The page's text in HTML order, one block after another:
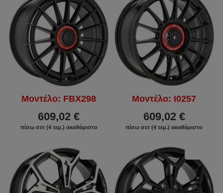
Μοντέλο: FBX298
609,02 €
πίσω σετ (4 τεμ.) ακαθάριστο
Μοντέλο: I0257
609,02 €
πίσω σετ (4 τεμ.) ακαθάριστο